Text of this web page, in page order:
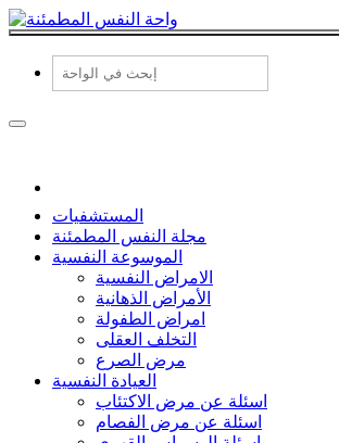
المستشفيات
مجلة النفس المطمئنة
الموسوعة النفسية
الامراض النفسية
الأمراض الذهانية
امراض الطفولة
التخلف العقلى
مرض الصرع
العيادة النفسية
اسئلة عن مرض الاكتئاب
اسئلة عن مرض الفصام